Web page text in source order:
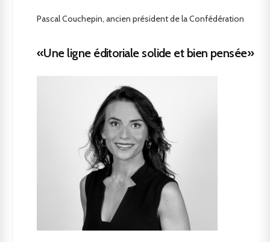
Pascal Couchepin, ancien président de la Confédération
«Une ligne éditoriale solide et bien pensée»